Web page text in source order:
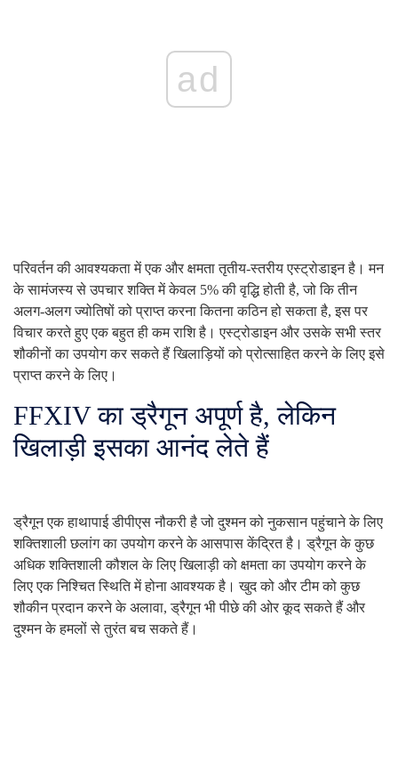
ad
परिवर्तन की आवश्यकता में एक और क्षमता तृतीय-स्तरीय एस्ट्रोडाइन है। मन
के सामंजस्य से उपचार शक्ति में केवल 5% की वृद्धि होती है, जो कि तीन
अलग-अलग ज्योतिषों को प्राप्त करना कितना कठिन हो सकता है, इस पर
विचार करते हुए एक बहुत ही कम राशि है। एस्ट्रोडाइन और उसके सभी स्तर
शौकीनों का उपयोग कर सकते हैं खिलाड़ियों को प्रोत्साहित करने के लिए इसे
प्राप्त करने के लिए।
FFXIV का ड्रैगून अपूर्ण है, लेकिन
खिलाड़ी इसका आनंद लेते हैं
ड्रैगून एक हाथापाई डीपीएस नौकरी है जो दुश्मन को नुकसान पहुंचाने के लिए
शक्तिशाली छलांग का उपयोग करने के आसपास केंद्रित है। ड्रैगून के कुछ
अधिक शक्तिशाली कौशल के लिए खिलाड़ी को क्षमता का उपयोग करने के
लिए एक निश्चित स्थिति में होना आवश्यक है। खुद को और टीम को कुछ
शौकीन प्रदान करने के अलावा, ड्रैगून भी पीछे की ओर कूद सकते हैं और
दुश्मन के हमलों से तुरंत बच सकते हैं।